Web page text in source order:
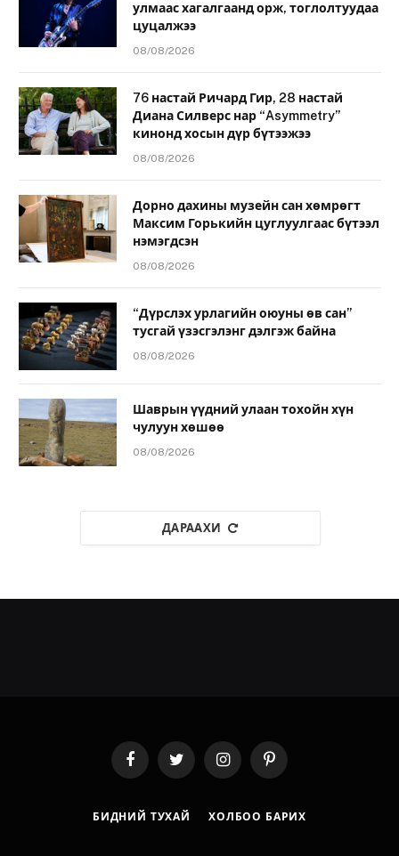
улмаас хагалгаанд орж, тоглолтуудаа
цуцалжээ
08/08/2026
76 настай Ричард Гир, 28 настай
Диана Силверс нар “Asymmetry”
кинонд хосын дүр бүтээжээ
08/08/2026
Дорно дахины музейн сан хөмрөгт
Максим Горькийн цуглуулгаас бүтээл
нэмэгдсэн
08/08/2026
“Дүрслэх урлагийн оюуны өв сан”
тусгай үзэсгэлэнг дэлгэж байна
08/08/2026
Шаврын үүдний улаан тохойн хүн
чулуун хөшөө
08/08/2026
ДАРААХИ
FacebookTwitter InstagramPinterest
БИДНИЙ ТУХАЙ ХОЛБОО БАРИХ